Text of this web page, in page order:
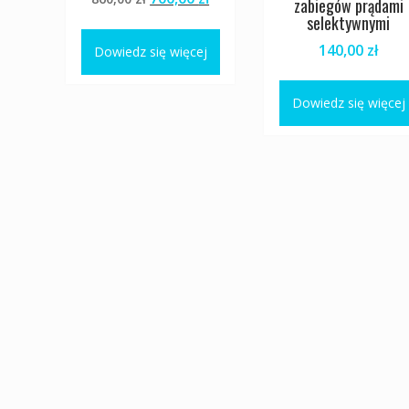
860,00 zł.
Dowiedz się więcej
zabiegów prądami
selektywnymi
140,00 zł
Dowiedz się więcej